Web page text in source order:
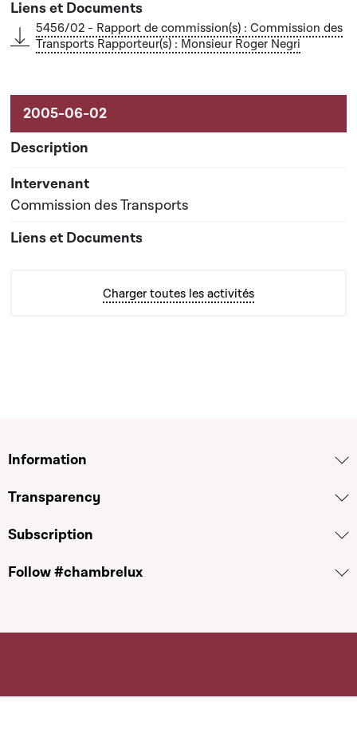
5456/02 - Rapport de commission(s) : Commission des
Transports Rapporteur(s) : Monsieur Roger Negri
Commission des Transports
Charger toutes les activités
Information
Transparency
Subscription
Follow #chambrelux